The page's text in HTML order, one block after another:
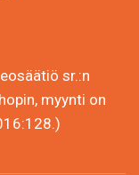
sr.:n
myynti on